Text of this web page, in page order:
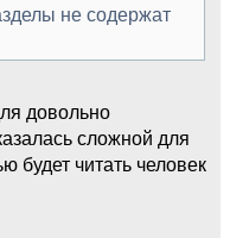
не содержат
довольно
сложной для
будет читать человек